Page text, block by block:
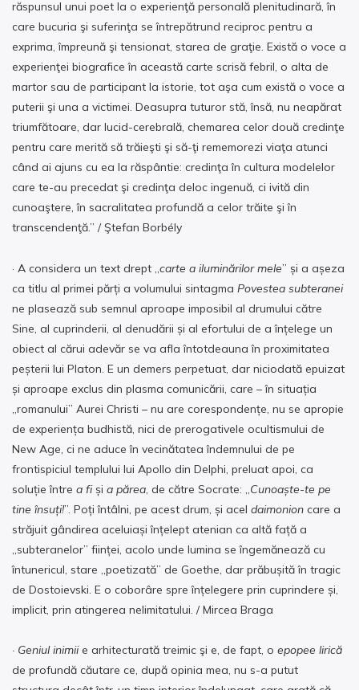
răspunsul unui poet la o experienţă personală plenitudinară, în
care bucuria şi suferinţa se întrepătrund reciproc pentru a
exprima, împreună şi tensionat, starea de graţie. Există o voce a
experienţei biografice în această carte scrisă febril, o alta de
martor sau de participant la istorie, tot aşa cum există o voce a
puterii şi una a victimei. Deasupra tuturor stă, însă, nu neapărat
triumfătoare, dar lucid-cerebrală, chemarea celor două credinţe
pentru care merită să trăieşti şi să-ţi rememorezi viaţa atunci
când ai ajuns cu ea la răspântie: credinţa în cultura modelelor
care te-au precedat şi credinţa deloc ingenuă, ci ivită din
cunoaştere, în sacralitatea profundă a celor trăite şi în
transcendenţă.” / Ştefan Borbély
· A considera un text drept „carte a iluminărilor mele” și a așeza
ca titlu al primei părți a volumului sintagma Povestea subteranei
ne plasează sub semnul aproape imposibil al drumului către
Sine, al cuprinderii, al denudării și al efortului de a înțelege un
obiect al cărui adevăr se va afla întotdeauna în proximitatea
peșterii lui Platon. E un demers perpetuat, dar niciodată epuizat
și aproape exclus din plasma comunicării, care – în situația
„romanului” Aurei Christi – nu are corespondențe, nu se apropie
de experiența budhistă, nici de prerogativele ocultismului de
New Age, ci ne aduce în vecinătatea îndemnului de pe
frontispiciul templului lui Apollo din Delphi, preluat apoi, ca
soluție între a fiși a părea, de către Socrate: „Cunoaște-te pe
tine însuți!”. Poți întâlni, pe acest drum, și acel daimonion care a
străjuit gândirea aceluiași înțelept atenian ca altă față a
„subteranelor” ființei, acolo unde lumina se îngemănează cu
întunericul, stare „poetizată” de Goethe, dar prăbușită în tragic
de Dostoievski. E o coborâre spre înțelegere prin cuprindere și,
implicit, prin atingerea nelimitatului. / Mircea Braga
· Geniul inimiie arhitecturată treimic şi e, de fapt, o epopee lirică
de profundă căutare ce, după opinia mea, nu s-a putut